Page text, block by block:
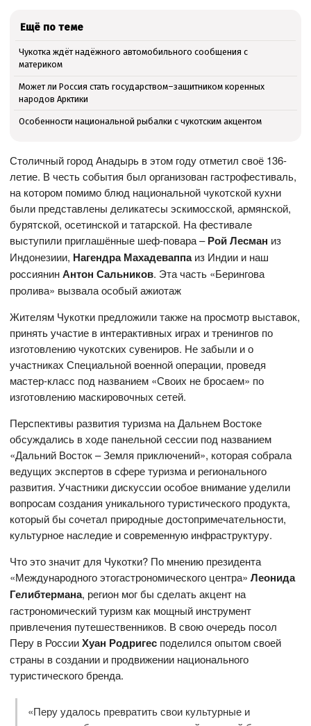
Ещё по теме
Чукотка ждёт надёжного автомобильного сообщения с
материком
Может ли Россия стать государством–защитником коренных
народов Арктики
Особенности национальной рыбалки с чукотским акцентом
Столичный город Анадырь в этом году отметил своё 136-
летие. В честь события был организован гастрофестиваль,
на котором помимо блюд национальной чукотской кухни
были представлены деликатесы эскимосской, армянской,
бурятской, осетинской и татарской. На фестивале
выступили приглашённые шеф-повара –Рой Лесман из
Индонезиии, Нагендра Махадеваппаиз Индии и наш
россиянинАнтон Сальников. Эта часть «Берингова
пролива» вызвала особый ажиотаж
Жителям Чукотки предложили также на просмотр выставок,
принять участие в интерактивных играх и тренингов по
изготовлению чукотских сувениров. Не забыли и о
участниках Специальной военной операции, проведя
мастер-класс под названием «Своих не бросаем» по
изготовлению маскировочных сетей.
Перспективы развития туризма на Дальнем Востоке
обсуждались в ходе панельной сессии под названием
«Дальний Восток – Земля приключений», которая собрала
ведущих экспертов в сфере туризма и регионального
развития. Участники дискуссии особое внимание уделили
вопросам создания уникального туристического продукта,
который бы сочетал природные достопримечательности,
культурное наследие и современную инфраструктуру.
Что это значит для Чукотки? По мнению президента
«Международного этогастрономического центра»Леонида
Гелибтермана, регион мог бы сделать акцент на
гастрономический туризм как мощный инструмент
привлечения путешественников. В свою очередь посол
Перу в РоссииХуан Родригес поделился опытом своей
страны в создании и продвижении национального
туристического бренда.
«Перу удалось превратить свои культурные и